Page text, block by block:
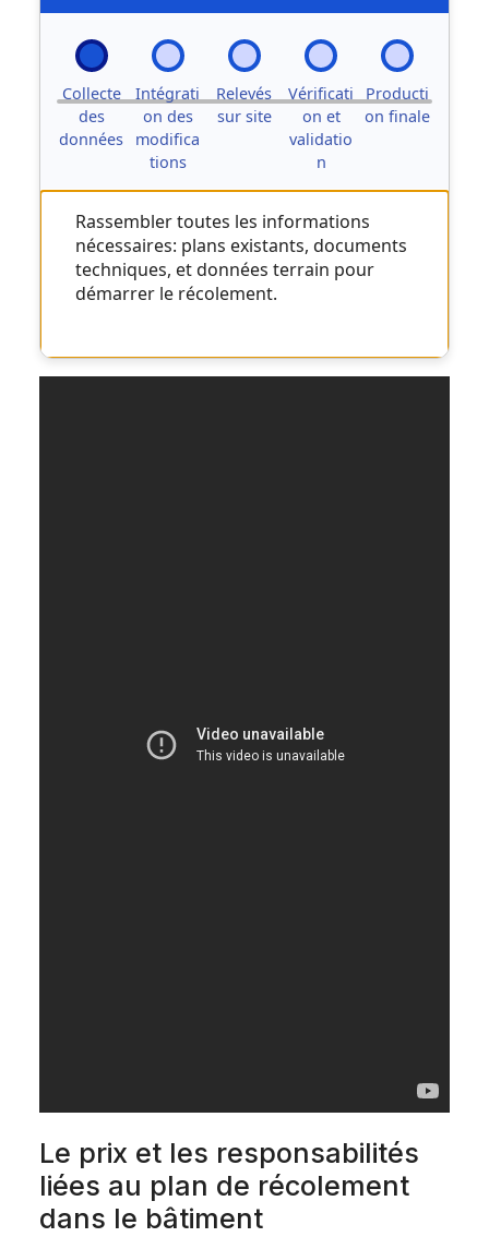
Collecte
des
données
Intégrati
on des
modifica
tions
Relevés
sur site
Vérificati
on et
validatio
n
Producti
on finale
Rassembler toutes les informations
nécessaires: plans existants, documents
techniques, et données terrain pour
démarrer le récolement.
Le prix et les responsabilités
liées au plan de récolement
dans le bâtiment